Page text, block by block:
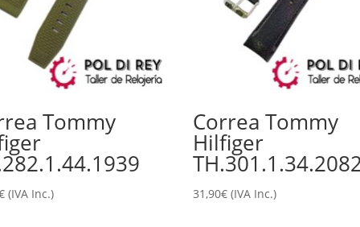
Tommy
(IVA Inc.)
Correa Tommy
Hilfiger
31,90€ (IVA Inc.)